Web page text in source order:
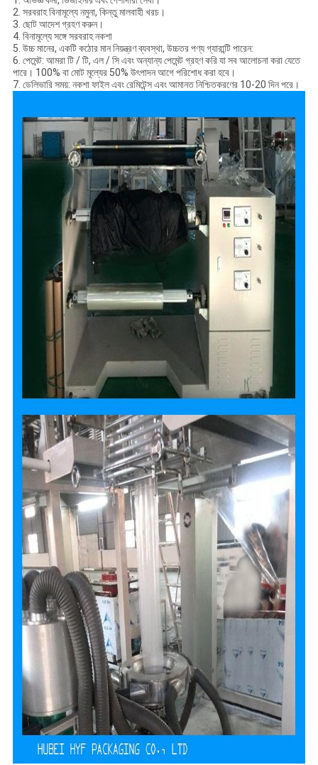
2. সরবরাহ বিনামূল্যে নমুনা, কিন্তু মালবাহী খরচ।
3. ছোট আদেশ গ্রহণ করুন।
4. বিনামূল্যে সঙ্গে সরবরাহ নকশা
5. উচ্চ মানের, একটি কঠোর মান নিয়ন্ত্রণ ব্যবস্থা, উচ্চতর পণ্য গ্যারান্টি পারেন:
6. পেমেন্ট: আমরা টি / টি, এল / সি এবং অন্যান্য পেমেন্ট গ্রহণ করি যা সব আলোচনা করা যেতে
পারে। 100% বা মোট মূল্যের 50% উৎপাদন আগে পরিশোধ করা হবে।
7. ডেলিভারি সময়: নকশা ফাইল এবং রেমিটেন্স এবং আমানত নিশ্চিতকরণের 10-20 দিন পরে।